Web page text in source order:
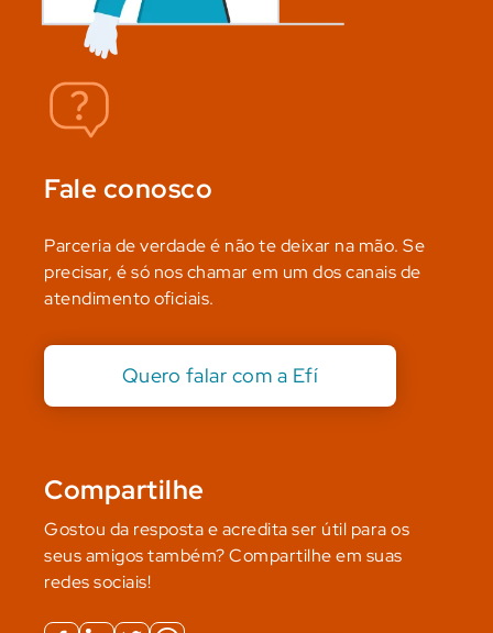
Fale conosco
Parceria de verdade é não te deixar na mão. Se
precisar, é só nos chamar em um dos canais de
atendimento oficiais.
Quero falar com a Efí
Compartilhe
Gostou da resposta e acredita ser útil para os
seus amigos também? Compartilhe em suas
redes sociais!